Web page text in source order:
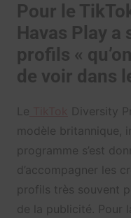
Pour le
Havas Play a
profils «
de voir dans
Le
Diversity
modèle britannique,
programme s’est
d’accompagner les
profils très souvent
de la publicité. Pour